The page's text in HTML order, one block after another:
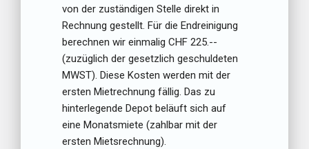
von der zuständigen Stelle direkt in
Rechnung gestellt. Für die Endreinigung
berechnen wir einmalig CHF 225.--
(zuzüglich der gesetzlich geschuldeten
MWST). Diese Kosten werden mit der
ersten Mietrechnung fällig. Das zu
hinterlegende Depot beläuft sich auf
eine Monatsmiete (zahlbar mit der
ersten Mietsrechnung).